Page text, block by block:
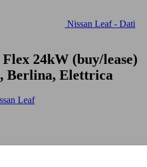
Nissan Leaf - Dati
24kW (buy/lease)
Berlina, Elettrica
Leaf